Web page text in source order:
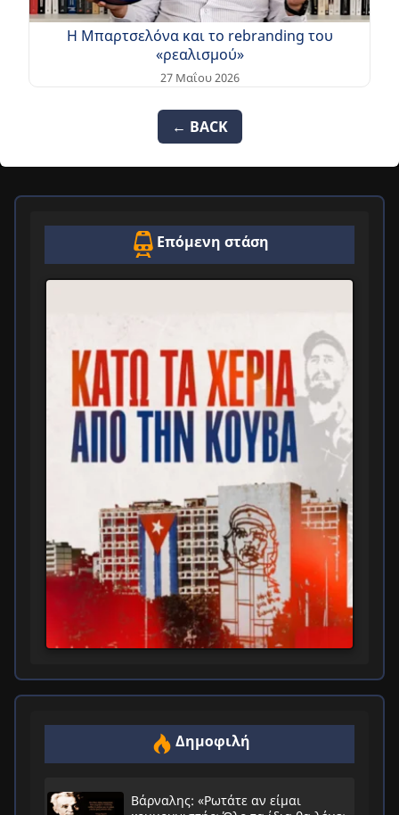
Η Μπαρτσελόνα και το rebranding του
«ρεαλισμού»
27 Μαΐου 2026
← BACK
Επόμενη στάση
Δημοφιλή
Βάρναλης: «Ρωτάτε αν είμαι